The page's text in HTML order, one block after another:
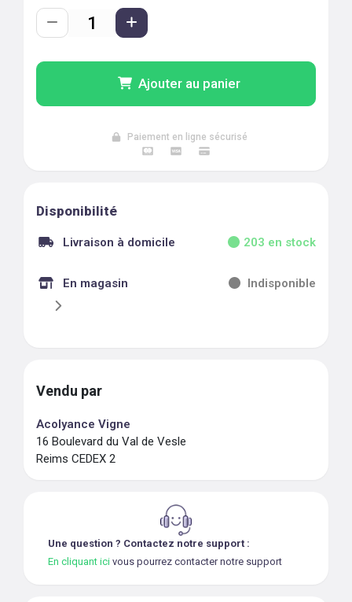
Ajouter au panier
Paiement en ligne sécurisé
Disponibilité
Livraison à domicile 203 en stock
En magasin Indisponible
Vendu par
Acolyance Vigne
16 Boulevard du Val de Vesle
Reims CEDEX 2
Une question ? Contactez notre support :
En cliquant ici vous pourrez contacter notre support